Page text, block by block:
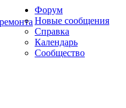
Форум
Новые сообщения
Справка
Календарь
Сообщество